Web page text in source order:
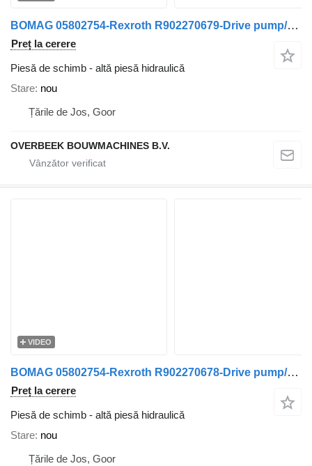
BOMAG 05802754-Rexroth R902270679-Drive pump/Fahrpumpe
Preț la cerere
Piesă de schimb - altă piesă hidraulică
Stare nou
Țările de Jos, Goor
OVERBEEK BOUWMACHINES B.V.
VIDEO
BOMAG 05802754-Rexroth R902270678-Drive pump/Fahrpumpe
Preț la cerere
Piesă de schimb - altă piesă hidraulică
Stare nou
Țările de Jos, Goor